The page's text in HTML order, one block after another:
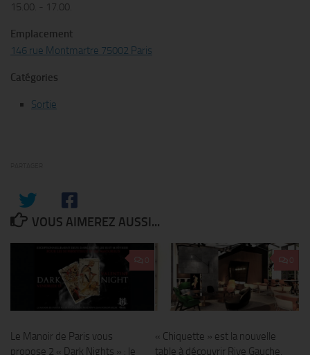
15.00. - 17.00.
Emplacement
146 rue Montmartre 75002 Paris
Catégories
Sortie
VOUS AIMEREZ AUSSI...
Le Manoir de Paris vous
propose 2 « Dark Nights » : le
« Chiquette » est la nouvelle
table à découvrir Rive Gauche,